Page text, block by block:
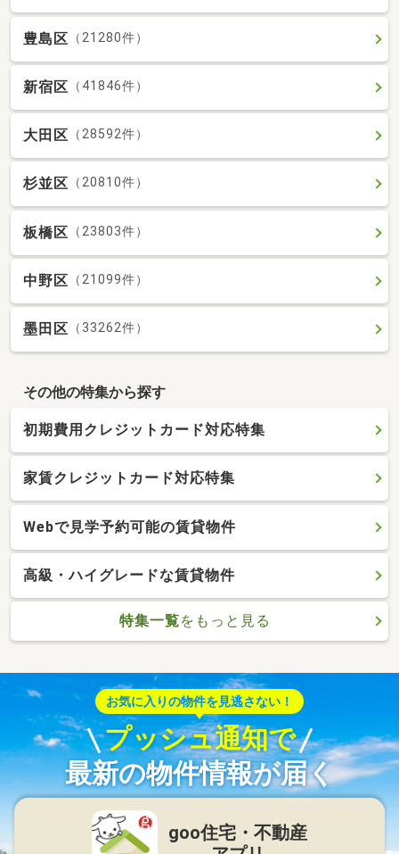
豊島区 （21280件）
新宿区 （41846件）
大田区 （28592件）
杉並区 （20810件）
板橋区 （23803件）
中野区 （21099件）
墨田区 （33262件）
その他の特集から探す
初期費用クレジットカード対応特集
家賃クレジットカード対応特集
Webで見学予約可能の賃貸物件
高級・ハイグレードな賃貸物件
特集一覧をもっと見る
お気に入りの物件を見逃さない！
プッシュ通知で
最新の物件情報が届く
goo住宅・不動産